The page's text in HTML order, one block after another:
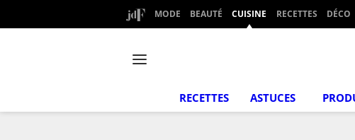
MODE BEAUTÉ CUISINE RECETTES DÉCO
RECETTES ASTUCES